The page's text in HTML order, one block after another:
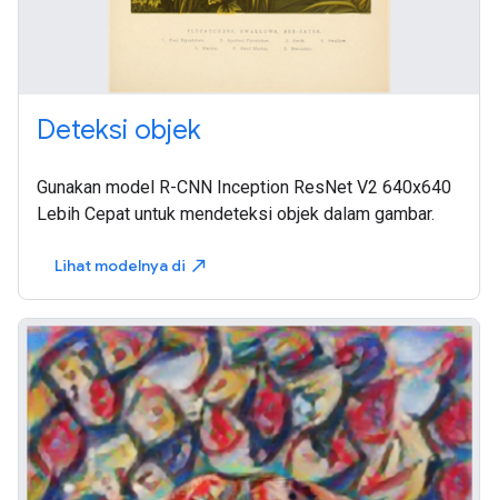
Deteksi objek
Gunakan model R-CNN Inception ResNet V2 640x640
Lebih Cepat untuk mendeteksi objek dalam gambar.
Lihat modelnya di north_east